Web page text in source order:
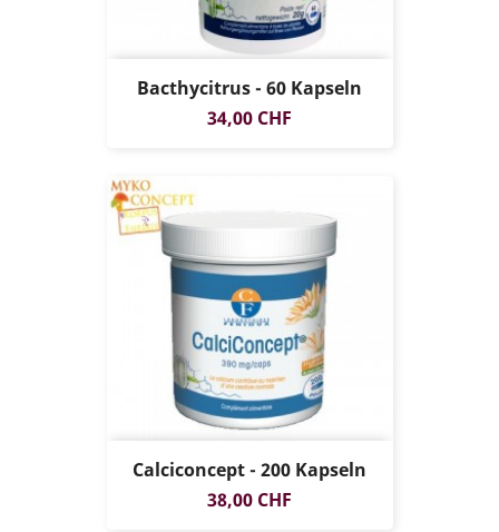
Bacthycitrus - 60 Kapseln
Preis
34,00 CHF
Calciconcept - 200 Kapseln
Preis
38,00 CHF